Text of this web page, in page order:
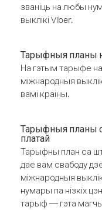
званіць на любы
выклікі Viber.
Тарыфныя планы
На гэтым тарыфе
міжнародныя
вамі краіны.
Тарыфныя планы
платай
Тарыфны план са
дае вам свабоду
міжнародныя
нумары па нізкіх
тарыф — гэта